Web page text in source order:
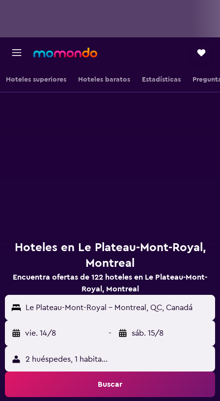
Hoteles superiores Hoteles baratos Estadísticas
Hoteles en Le Plateau-Mont-Royal,
Montreal
Encuentra ofertas de 122 hoteles en Le Plateau-Mont-
Royal, Montreal
Le Plateau-Mont-Royal - Montreal, QC, Canadá
vie. 14/8 - sáb. 15/8
2 huéspedes, 1 habitación
Buscar